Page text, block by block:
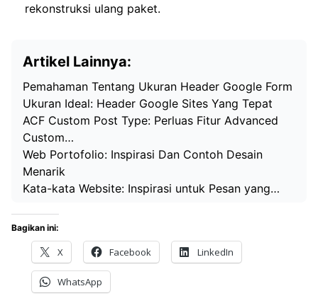
rekonstruksi ulang paket.
Artikel Lainnya:
Pemahaman Tentang Ukuran Header Google Form
Ukuran Ideal: Header Google Sites Yang Tepat
ACF Custom Post Type: Perluas Fitur Advanced
Custom…
Web Portofolio: Inspirasi Dan Contoh Desain
Menarik
Kata-kata Website: Inspirasi untuk Pesan yang…
Bagikan ini:
X Facebook LinkedIn
WhatsApp